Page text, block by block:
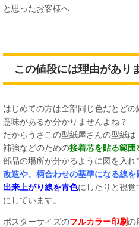
と思ったお客様へ
この値段には理由があり
はじめての方は全部同じ色だとど
意味があるか分かりませんよね？
だからうさこの型紙屋さんの型紙は
補強などのための接着芯を貼る範囲
部品の場所が分かるように図を入れ
改造や、柄合わせの基準になる線を
出来上がり線を青色にしたりと視覚
にしています。
ポスターサイズのフルカラー印刷の